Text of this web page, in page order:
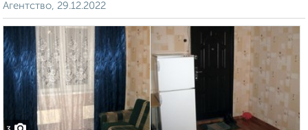
Агентство, 29.12.2022